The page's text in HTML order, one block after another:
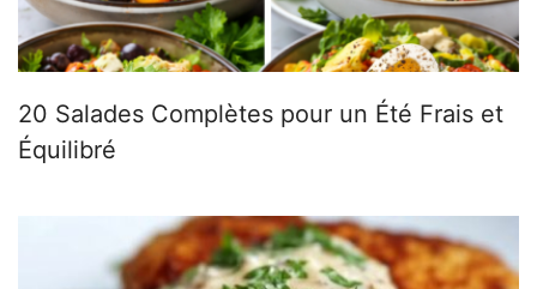
20 Salades Complètes pour un Été Frais et
Équilibré